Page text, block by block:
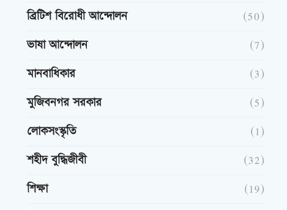
ব্রিটিশ বিরোধী আন্দোলন
(50)
ভাষা আন্দোলন
(7)
মানবাধিকার
(3)
মুজিবনগর সরকার
(5)
লোকসংস্কৃতি
(1)
শহীদ বুদ্ধিজীবী
(32)
শিক্ষা
(19)